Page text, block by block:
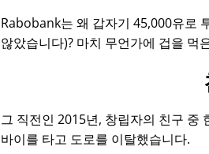
Rabobank는 왜 갑자기 45,000유로
않았습니다)? 마치 무언가에 겁을 먹
그 직전인 2015년, 창립자의 친구 중
바이를 타고 도로를 이탈했습니다.